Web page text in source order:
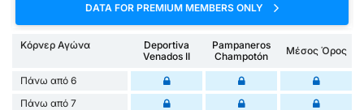
DATA FOR PREMIUM MEMBERS ONLY
Κόρνερ Αγώνα
Deportiva
Venados II
Pampaneros
Champotón
Μέσος Όρος
Πάνω από 6
Πάνω από 7